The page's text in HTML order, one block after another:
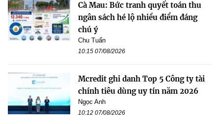
Cà Mau: Bức tranh quyết toán thu
ngân sách hé lộ nhiều điểm đáng
chú ý
Chu Tuấn
10:15 07/08/2026
Mcredit ghi danh Top 5 Công ty tài
chính tiêu dùng uy tín năm 2026
Ngọc Anh
10:12 07/08/2026